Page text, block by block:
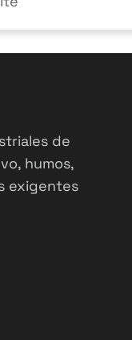
de
humos,
exigentes